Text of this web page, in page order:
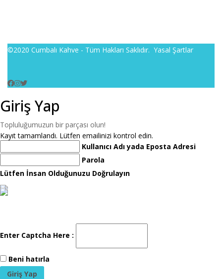
©2020 Cumbalı Kahve - Tüm Hakları Saklıdır. Yasal Şartlar
Giriş Yap
Topluluğumuzun bir parçası olun!
Kayıt tamamlandı. Lütfen emailinizi kontrol edin.
Kullanıcı Adı yada Eposta Adresi
Parola
Lütfen İnsan Olduğunuzu Doğrulayın
Enter Captcha Here :
Beni hatırla